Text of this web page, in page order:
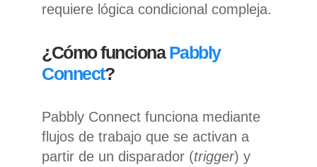
requiere lógica condicional compleja.
¿Cómo funcionaPabbly
Connect?
Pabbly Connect funciona mediante
flujos de trabajo que se activan a
partir de un disparador (trigger) y